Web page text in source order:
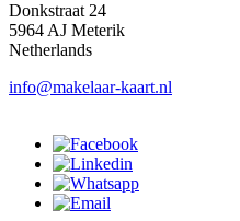
Donkstraat 24
5964 AJ Meterik
Netherlands
info@makelaar-kaart.nl